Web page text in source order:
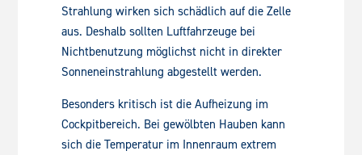
Strahlung wirken sich schädlich auf die Zelle
aus. Deshalb sollten Luftfahrzeuge bei
Nichtbenutzung möglichst nicht in direkter
Sonneneinstrahlung abgestellt werden.
Besonders kritisch ist die Aufheizung im
Cockpitbereich. Bei gewölbten Hauben kann
sich die Temperatur im Innenraum extrem